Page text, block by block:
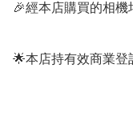
🎉經本店購買的相
🌟本店持有效商業登